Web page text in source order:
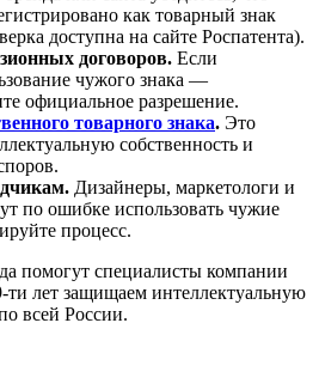
как товарный знак
доступна на сайте Роспатента).
договоров. Если
чужого знака —
официальное разрешение.
товарного знака. Это
собственность и
Дизайнеры, маркетологи и
по ошибке использовать чужие
процесс.
помогут специалисты компании
лет защищаем интеллектуальную
всей России.